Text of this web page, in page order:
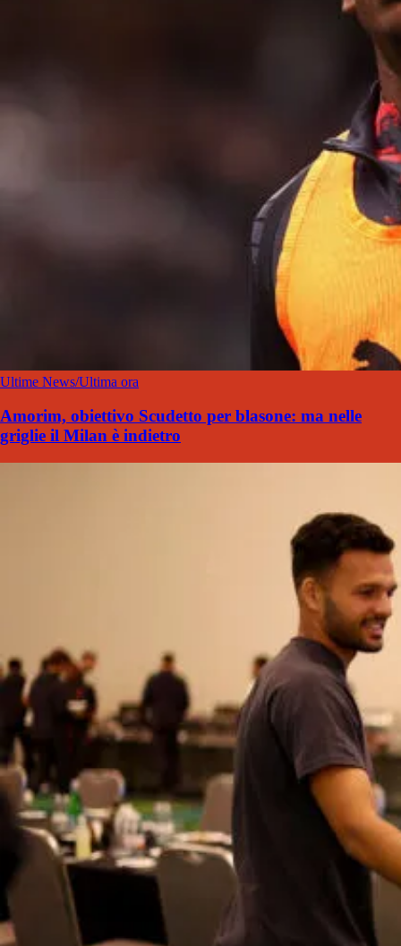
Ultime News/Ultima ora
Amorim, obiettivo Scudetto per blasone: ma nelle
griglie il Milan è indietro